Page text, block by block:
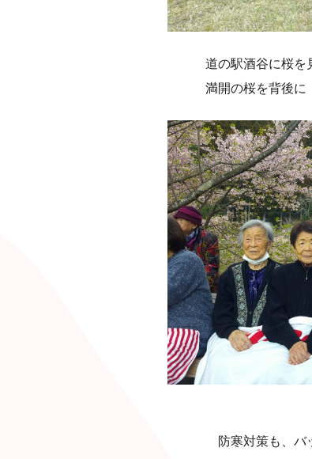
道の駅酒谷に桜を見
満開の桜を背後に
防寒対策も、バッ